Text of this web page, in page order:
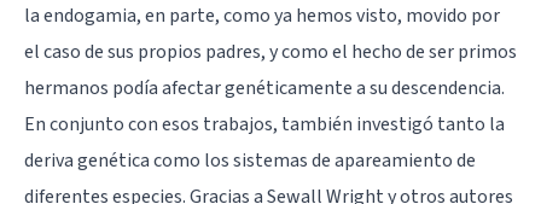
la endogamia, en parte, como ya hemos visto, movido por
el caso de sus propios padres, y como el hecho de ser primos
hermanos podía afectar genéticamente a su descendencia.
En conjunto con esos trabajos, también investigó tanto la
deriva genética como los sistemas de apareamiento de
diferentes especies. Gracias a Sewall Wright y otros autores